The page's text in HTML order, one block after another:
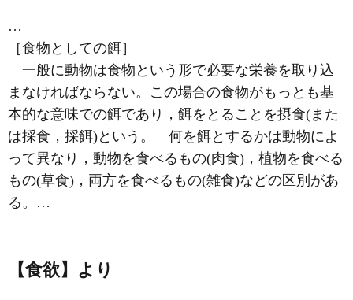
…
［食物としての餌］
一般に動物は食物という形で必要な栄養を取り込
まなければならない。この場合の食物がもっとも基
本的な意味での餌であり，餌をとることを摂食(また
は採食，採餌)という。 何を餌とするかは動物によ
って異なり，動物を食べるもの(肉食)，植物を食べる
もの(草食)，両方を食べるもの(雑食)などの区別があ
る。…
【食欲】より